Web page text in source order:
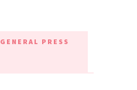
GENERAL PRESS